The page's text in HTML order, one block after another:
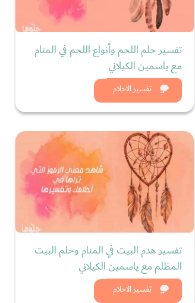
تفسير الاحلام
تفسير حلم اللحم وأنواع اللحم في المنام
مع ياسمين الكيلاني
شاهد الان
تفسير الاحلام
تفسير هدم البيت في المنام وحلم البيت
المظلم مع ياسمين الكيلاني
شاهد الان